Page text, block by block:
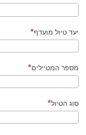
יעד טיול מועדף
מספר המטיילים
סוג הטיול